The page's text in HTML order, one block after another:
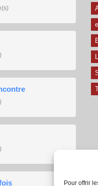
Pour offrir